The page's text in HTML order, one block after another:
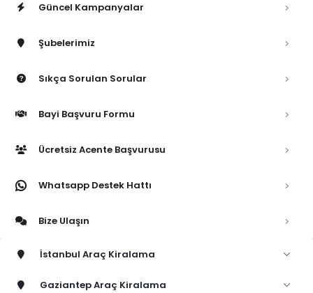
Güncel Kampanyalar
Şubelerimiz
Sıkça Sorulan Sorular
Bayi Başvuru Formu
Ücretsiz Acente Başvurusu
Whatsapp Destek Hattı
Bize Ulaşın
İstanbul Araç Kiralama
Gaziantep Araç Kiralama